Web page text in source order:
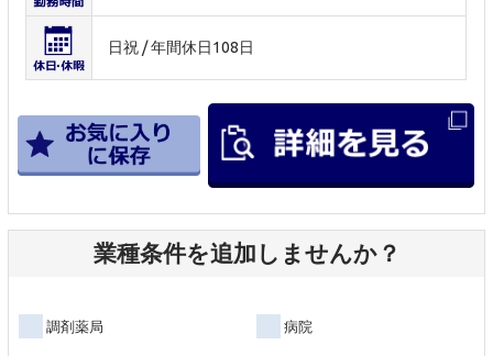
日祝 / 年間休日108日
業種条件を追加しませんか？
調剤薬局 病院